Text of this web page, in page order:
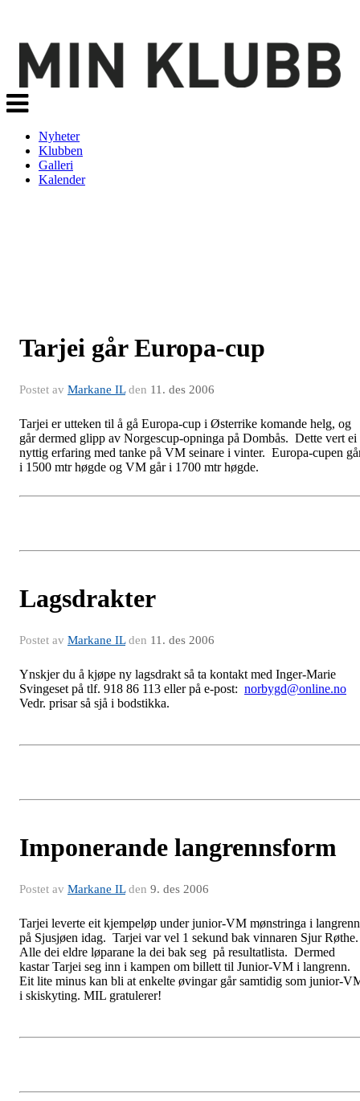
Veksle
navigasjon
Nyheter
Klubben
Galleri
Kalender
Tarjei går Europa-cup
Postet av Markane ILden 11. des 2006
Tarjei er utteken til å gå Europa-cup i Østerrike komande helg, og
går dermed glipp av Norgescup-opninga på Dombås. Dette vert ei
nyttig erfaring med tanke på VM seinare i vinter. Europa-cupen
i 1500 mtr høgde og VM går i 1700 mtr høgde.
Lagsdrakter
Postet av Markane ILden 11. des 2006
Ynskjer du å kjøpe ny lagsdrakt så ta kontakt med Inger-Marie
Svingeset på tlf. 918 86 113 eller på e-post: norbygd@online.no
Vedr. prisar så sjå i bodstikka.
Imponerande langrennsform
Postet av Markane ILden 9. des 2006
Tarjei leverte eit kjempeløp under junior-VM mønstringa i langrenn
på Sjusjøen idag. Tarjei var vel 1 sekund bak vinnaren Sjur Røthe.
Alle dei eldre løparane la dei bak seg på resultatlista. Dermed
kastar Tarjei seg inn i kampen om billett til Junior-VM i langrenn.
Eit lite minus kan bli at enkelte øvingar går samtidig som junior-
i skiskyting. MIL gratulerer!